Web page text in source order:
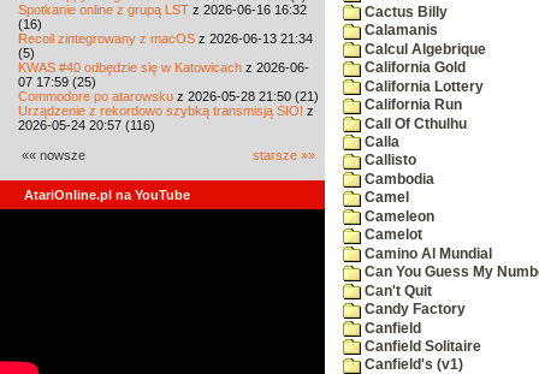
Spotkanie online z grupą LST z 2026-06-16 16:32
(16)
Recoil zintegrowany z macOS z 2026-06-13 21:34
(5)
KWAS #40 odbędzie się w Katowicach z 2026-06-
07 17:59 (25)
Commodore po atarowsku z 2026-05-28 21:50 (21)
Urządzenie z rekordowo szybką transmisją SIO! z
2026-05-24 20:57 (116)
«« nowsze starsze »»
AtariOnline.pl na YouTube
Cactus Billy
Calamanis
Calcul Algebrique
California Gold
California Lottery
California Run
Call Of Cthulhu
Calla
Callisto
Cambodia
Camel
Cameleon
Camelot
Camino Al Mundial
Can You Guess My
Can't Quit
Candy Factory
Canfield
Canfield Solitaire
Canfield's (v1)